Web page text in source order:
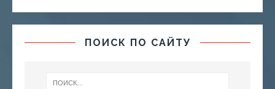
ПОИСК ПО САЙТУ